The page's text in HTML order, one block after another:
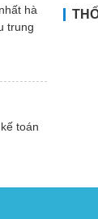
hà
trung
toán